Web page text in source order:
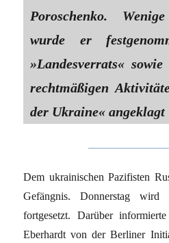
Poroschenko.
wurde er
»Landesverrats«
rechtmäßigen
der Ukraine« angeklagt
Dem ukrainischen Pazifisten
Gefängnis. Donnerstag
fortgesetzt. Darüber
Eberhardt von der Berliner